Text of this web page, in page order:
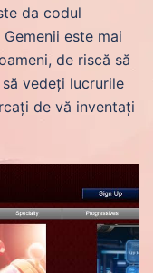
da codul
este mai
de riscă să
vedeți lucrurile
de vă inventați